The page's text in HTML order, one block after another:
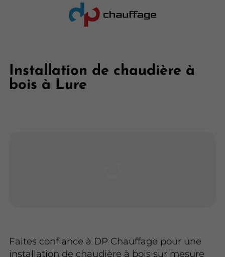
Installation de chaudière à
bois à Lure
Faites confiance à DP Chauffage pour une
installation de chaudière à bois sur mesure